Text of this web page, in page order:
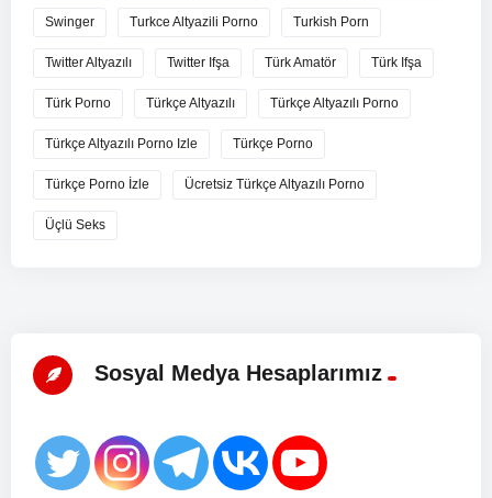
Swinger Turkce Altyazili Porno Turkish Porn
Twitter Altyazılı Twitter Ifşa Türk Amatör Türk Ifşa
Türk Porno Türkçe Altyazılı Türkçe Altyazılı Porno
Türkçe Altyazılı Porno Izle Türkçe Porno
Türkçe Porno İzle Ücretsiz Türkçe Altyazılı Porno
Üçlü Seks
Sosyal Medya Hesaplarımız